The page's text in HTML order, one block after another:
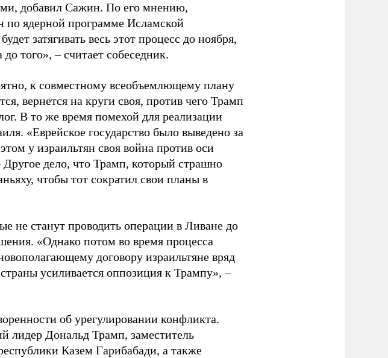
добавил Сажин. По его мнению,
по ядерной программе Исламской
затягивать весь этот процесс до ноября,
того», – считает собеседник.
к совместному всеобъемлющему плану
вернется на круги своя, против чего Трамп
В то же время помехой для реализации
«Еврейское государство было выведено за
у израильтян своя война против оси
дело, что Трамп, который страшно
чтобы тот сократил свои планы в
не станут проводить операции в Ливане до
«Однако потом во время процесса
договору израильтяне вряд
усиливается оппозиция к Трампу», –
об урегулировании конфликта.
лидер Дональд Трамп, заместитель
Казем Гарибабади, а также